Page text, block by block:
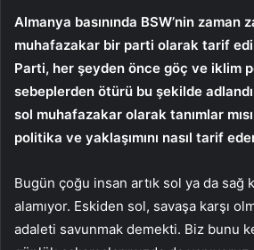
Almanya basınında BSW’nin zaman
muhafazakar bir parti olarak tarif
Parti, her şeyden önce göç ve iklim
sebeplerden ötürü bu şekilde
sol muhafazakar olarak tanımlar
politika ve yaklaşımını nasıl tarif
Bugün çoğu insan artık sol ya da sağ
alamıyor. Eskiden sol, savaşa karşı
adaleti savunmak demekti. Biz bunu